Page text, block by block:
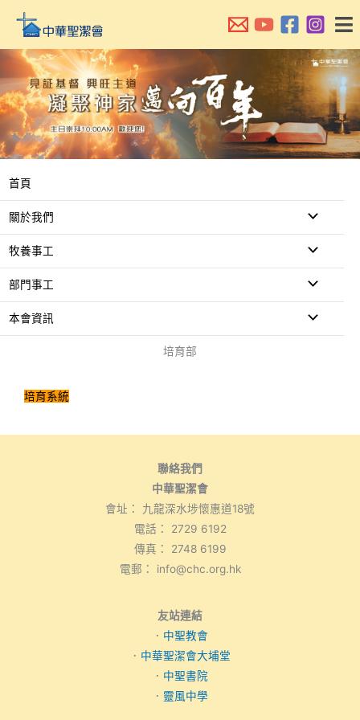
主
內
容
首頁
關於我們
牧養事工
部門事工
本會資訊
培育部
培育系統
聯絡我們
中華聖潔會
會址： 九龍深水埗懷惠道18號
電話： 2729 6192
傳真： 2748 6199
電郵： info@chc.org.hk
友站連結
． 中聖教會
． 中華聖潔會大埔堂
． 中聖書院
． 靈風中學